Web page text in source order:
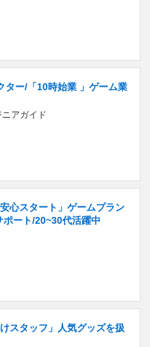
ター/「10時始業 」ゲーム業
アガイド
心スタート」ゲームプラン
ート/20~30代活躍中
スタッフ」人気グッズを扱